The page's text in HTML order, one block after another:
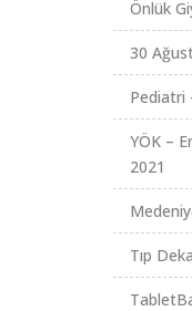
Önlük
30
Pediatri
YÖK –
2021
Tıp